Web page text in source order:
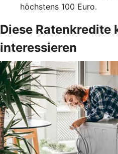
höchstens 100 Euro.
Diese Ratenkredite
interessieren